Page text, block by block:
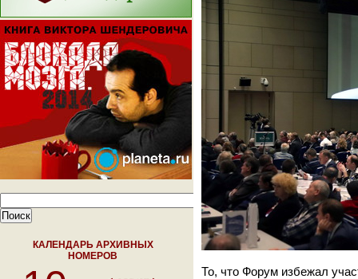
КАЛЕНДАРЬ АРХИВНЫХ
НОМЕРОВ
То, что Форум избежал